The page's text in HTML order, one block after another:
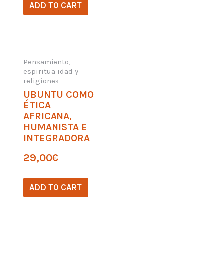
ADD TO CART
Pensamiento,
espiritualidad y
religiones
UBUNTU COMO
ÉTICA
AFRICANA,
HUMANISTA E
INTEGRADORA
29,00€
ADD TO CART